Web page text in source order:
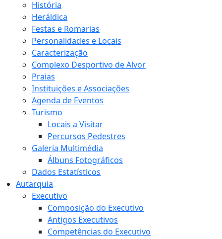
História
Heráldica
Festas e Romarias
Personalidades e Locais
Caracterização
Complexo Desportivo de Alvor
Praias
Instituições e Associações
Agenda de Eventos
Turismo
Locais a Visitar
Percursos Pedestres
Galeria Multimédia
Álbuns Fotográficos
Dados Estatísticos
Autarquia
Executivo
Composição do Executivo
Antigos Executivos
Competências do Executivo